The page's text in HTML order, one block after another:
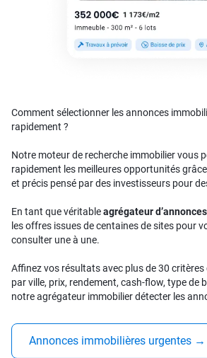
Comment sélectionner les annonces
rapidement ?
Notre moteur de recherche immobilier vous
rapidement les meilleures opportunités
et précis pensé par des investisseurs pour
En tant que véritableagrégateur
les offres issues de centaines de sites pour
consulter une à une.
Affinez vos résultats avec plus de 30
par ville, prix, rendement, cash-flow, type de
notre agrégateur immobilier détecter les
Annonces immobilières urgentes →